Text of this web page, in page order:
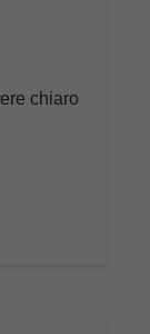
chiaro